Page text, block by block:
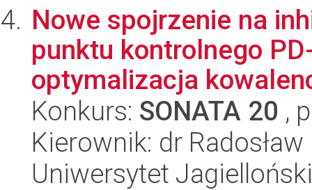
Nowe spojrzenie na
punktu kontrolnego
optymalizacja
Konkurs: SONATA 20 ,
Kierownik: dr
Uniwersytet Jagielloński